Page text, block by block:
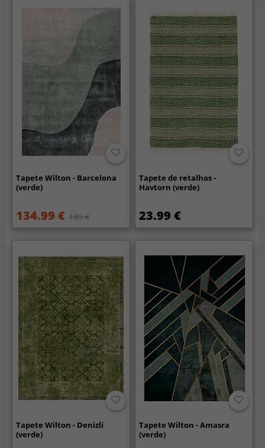
Tapete Wilton - Barcelona
(verde)
134.99 € 189 €
Tapete de retalhos -
Havtorn (verde)
23.99 €
Tapete Wilton - Denizli
(verde)
Tapete Wilton - Amasra
(verde)